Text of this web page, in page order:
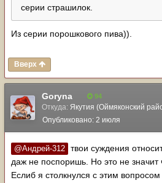
серии страшилок.
Из серии порошкового пива)).
Вверх
Goryna 94
Откуда: Якутия (Оймяконский
Опубликовано: 2 июля
@Андрей-312
твои суждения
даж не поспоришь. Но это не значит
Еслиб я столкнулся с этим